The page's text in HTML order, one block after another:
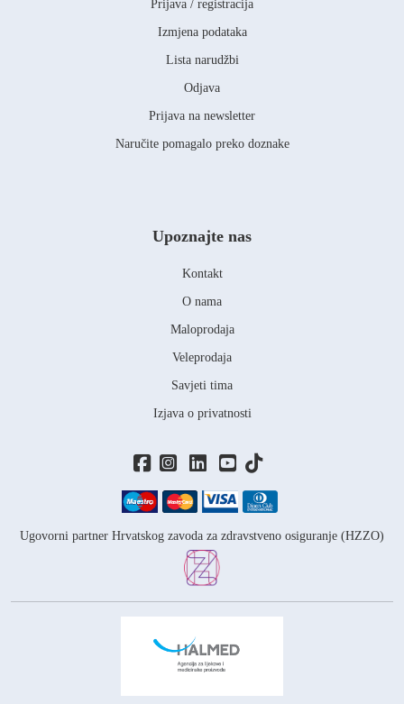
Prijava / registracija
Izmjena podataka
Lista narudžbi
Odjava
Prijava na newsletter
Naručite pomagalo preko doznake
Ugovorni partner Hrvatskog zavoda za zdravstveno osiguranje (HZZO)
Upoznajte nas
Kontakt
O nama
Maloprodaja
Veleprodaja
Savjeti tima
Izjava o privatnosti